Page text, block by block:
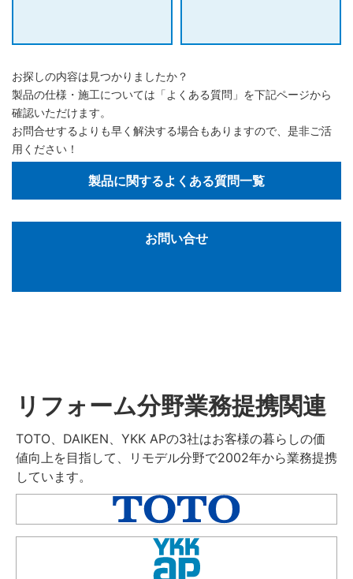
お探しの内容は見つかりましたか？
製品の仕様・施工については「よくある質問」を下記ページから
確認いただけます。
お問合せするよりも早く解決する場合もありますので、是非ご活
用ください！
製品に関するよくある質問一覧
お問い合せ
リフォーム分野業務提携関連
TOTO、DAIKEN、YKK APの3社はお客様の暮らしの価
値向上を目指して、リモデル分野で2002年から業務提携
しています。